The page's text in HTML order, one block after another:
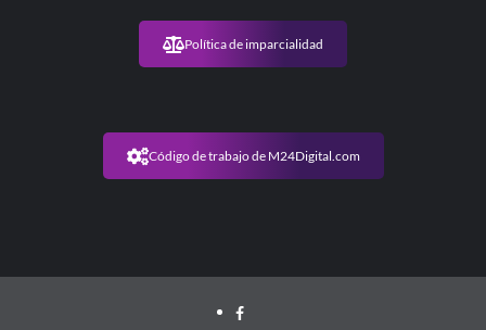
Política de imparcialidad
Código de trabajo de M24Digital.com